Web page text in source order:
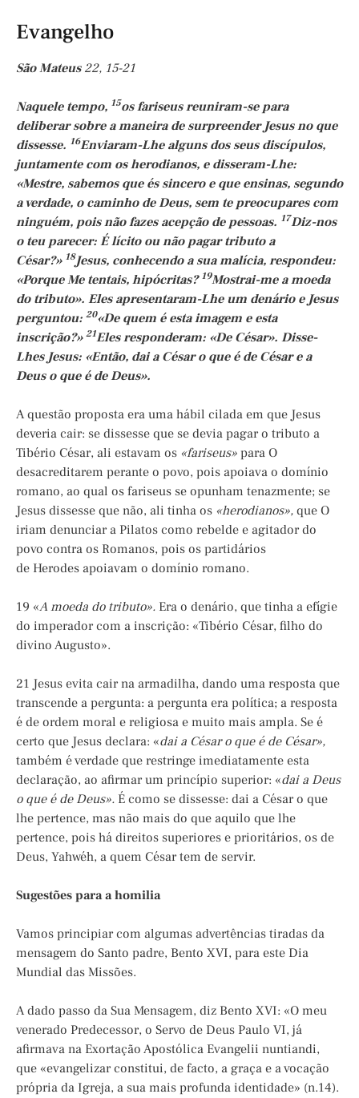
Evangelho
São Mateus22, 15-21
Naquele tempo, 15os fariseus reuniram-se para
deliberar sobre a maneira de surpreender Jesus no que
dissesse. 16Enviaram-Lhe alguns dos seus discípulos,
juntamente com os herodianos, e disseram-Lhe:
«Mestre, sabemos que és sincero e que ensinas, segundo
a verdade, o caminho de Deus, sem te preocupares com
ninguém, pois não fazes acepção de pessoas. 17Diz-nos
o teu parecer: É lícito ou não pagar tributo a
César?» 18Jesus, conhecendo a sua malícia, respondeu:
«Porque Me tentais, hipócritas? 19Mostrai-me a moeda
do tributo». Eles apresentaram-Lhe um denário e Jesus
perguntou: 20«De quem é esta imagem e esta
inscrição?» 21Eles responderam: «De César». Disse-
Lhes Jesus: «Então, dai a César o que é de César e a
Deus o que é de Deus».
A questão proposta era uma hábil cilada em que Jesus
deveria cair: se dissesse que se devia pagar o tributo a
Tibério César, ali estavam os «fariseus» para O
desacreditarem perante o povo, pois apoiava o domínio
romano, ao qual os fariseus se opunham tenazmente; se
Jesus dissesse que não, ali tinha os «herodianos», que O
iriam denunciar a Pilatos como rebelde e agitador do
povo contra os Romanos, pois os partidários
de Herodes apoiavam o domínio romano.
19 «A moeda do tributo». Era o denário, que tinha a efígie
do imperador com a inscrição: «Tibério César, filho do
divino Augusto».
21 Jesus evita cair na armadilha, dando uma resposta que
transcende a pergunta: a pergunta era política; a resposta
é de ordem moral e religiosa e muito mais ampla. Se é
certo que Jesus declara: «dai a César o que é de César»,
também é verdade que restringe imediatamente esta
declaração, ao afirmar um princípio superior: «dai a Deus
o que é de Deus». É como se dissesse: dai a César o que
lhe pertence, mas não mais do que aquilo que lhe
pertence, pois há direitos superiores e prioritários, os de
Deus, Yahwéh, a quem César tem de servir.
Sugestões para a homilia
Vamos principiar com algumas advertências tiradas da
mensagem do Santo padre, Bento XVI, para este Dia
Mundial das Missões.
A dado passo da Sua Mensagem, diz Bento XVI: «O meu
venerado Predecessor, o Servo de Deus Paulo VI, já
afirmava na Exortação Apostólica Evangelii nuntiandi,
que «evangelizar constitui, de facto, a graça e a vocação
própria da Igreja, a sua mais profunda identidade» (n.14).